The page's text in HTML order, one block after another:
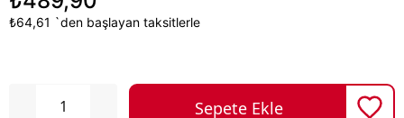
₺64,61 `den başlayan taksitlerle